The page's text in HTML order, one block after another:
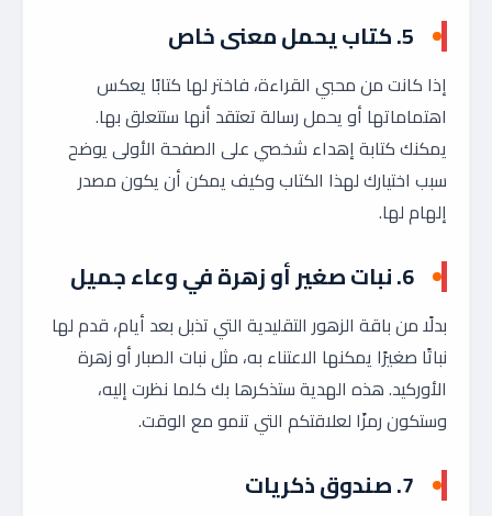
5. كتاب يحمل معنى خاص
إذا كانت من محبي القراءة، فاختر لها كتابًا يعكس
اهتماماتها أو يحمل رسالة تعتقد أنها ستتعلق بها.
يمكنك كتابة إهداء شخصي على الصفحة الأولى يوضح
سبب اختيارك لهذا الكتاب وكيف يمكن أن يكون مصدر
إلهام لها.
6. نبات صغير أو زهرة في وعاء جميل
بدلًا من باقة الزهور التقليدية التي تذبل بعد أيام، قدم لها
نباتًا صغيرًا يمكنها الاعتناء به، مثل نبات الصبار أو زهرة
الأوركيد. هذه الهدية ستذكرها بك كلما نظرت إليه،
وستكون رمزًا لعلاقتكم التي تنمو مع الوقت.
7. صندوق ذكريات